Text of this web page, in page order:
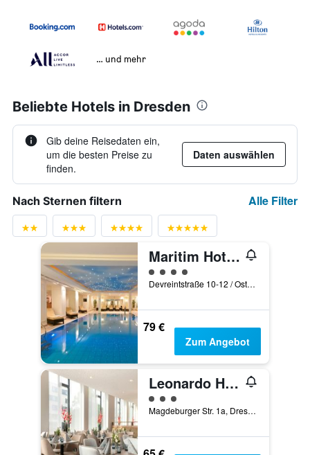
… und mehr
Beliebte Hotels in Dresden
Gib deine Reisedaten ein,
um die besten Preise zu
finden.
Daten auswählen
Nach Sternen filtern Alle Filter
Maritim Hotel Dresden
Bewertungskategorie 4
Devreintstraße 10-12 / Ostra-Ufer 2, Dresden, Sachsen, Deutschland
79 €
Zum Angebot
Leonardo Hotel Dresden Altstadt
Bewertungskategorie 3
Magdeburger Str. 1a, Dresden, Sachsen, Deutschland